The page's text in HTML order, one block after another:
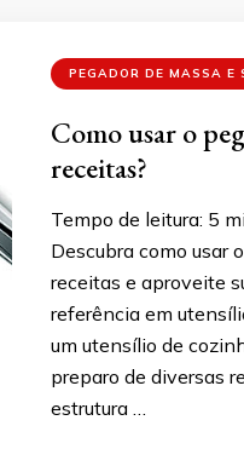
PEGADOR DE MASSA E
Como usar o
receitas?
Tempo de leitura: 5
Descubra como usar
receitas e aproveite
referência em
um utensílio de
preparo de diversas
estrutura …